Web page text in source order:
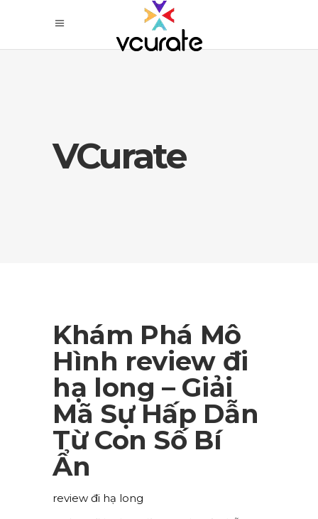
VCurate
Khám Phá Mô
Hình review đi
hạ long – Giải
Mã Sự Hấp Dẫn
Từ Con Số Bí
Ẩn
review đi hạ long